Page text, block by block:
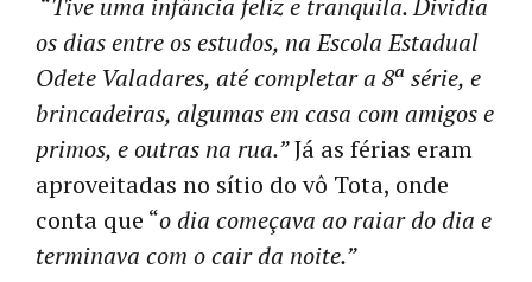
“Tive uma infância feliz e tranquila. Dividia
os dias entre os estudos, na Escola Estadual
Odete Valadares, até completar a 8ª série, e
brincadeiras, algumas em casa com amigos e
primos, e outras na rua.”Já as férias eram
aproveitadas no sítio do vô Tota, onde
conta que “o dia começava ao raiar do dia e
terminava com o cair da noite.”